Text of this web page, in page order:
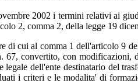
2002 i termini relativi ai
2, comma 2, della legge 19
di cui al comma 1 dell'articolo 9
67, convertito, con modificazioni,
legale dell'ente destinatario del
i criteri e le modalita' di